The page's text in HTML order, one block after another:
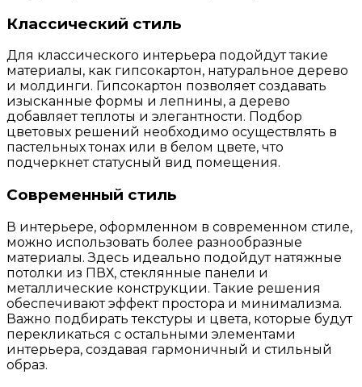
Классический стиль
Для классического интерьера подойдут такие
материалы, как гипсокартон, натуральное дерево
и молдинги. Гипсокартон позволяет создавать
изысканные формы и лепнины, а дерево
добавляет теплоты и элегантности. Подбор
цветовых решений необходимо осуществлять в
пастельных тонах или в белом цвете, что
подчеркнет статусный вид помещения.
Современный стиль
В интерьере, оформленном в современном стиле,
можно использовать более разнообразные
материалы. Здесь идеально подойдут натяжные
потолки из ПВХ, стеклянные панели и
металлические конструкции. Такие решения
обеспечивают эффект простора и минимализма.
Важно подбирать текстуры и цвета, которые будут
перекликаться с остальными элементами
интерьера, создавая гармоничный и стильный
образ.